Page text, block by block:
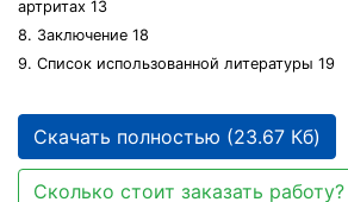
артритах 13
8. Заключение 18
9. Список использованной литературы 19
Скачать полностью (23.67 Кб)
Сколько стоит заказать работу?